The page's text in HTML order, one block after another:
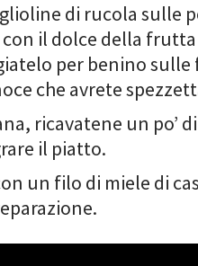
di rucola sulle
con il dolce della
per benino
che avrete
ricavatene un po’
il piatto.
un filo di miele di